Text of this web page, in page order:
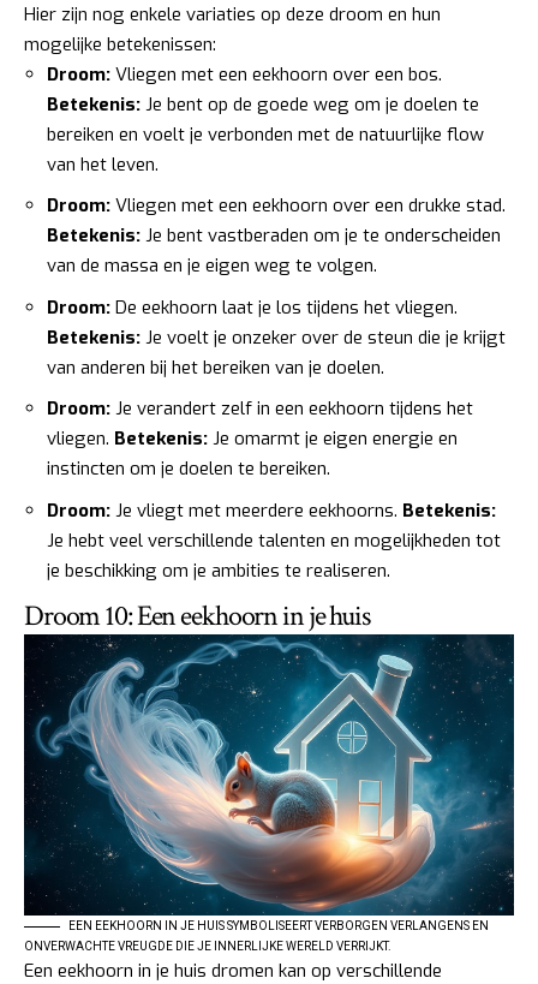
Hier zijn nog enkele variaties op deze droom en hun
mogelijke betekenissen:
Droom: Vliegen met een eekhoorn over een bos.
Betekenis: Je bent op de goede weg om je doelen te
bereiken en voelt je verbonden met de natuurlijke flow
van het leven.
Droom: Vliegen met een eekhoorn over een drukke stad.
Betekenis: Je bent vastberaden om je te onderscheiden
van de massa en je eigen weg te volgen.
Droom: De eekhoorn laat je los tijdens het vliegen.
Betekenis: Je voelt je onzeker over de steun die je krijgt
van anderen bij het bereiken van je doelen.
Droom: Je verandert zelf in een eekhoorn tijdens het
vliegen. Betekenis: Je omarmt je eigen energie en
instincten om je doelen te bereiken.
Droom: Je vliegt met meerdere eekhoorns. Betekenis:
Je hebt veel verschillende talenten en mogelijkheden tot
je beschikking om je ambities te realiseren.
Droom 10: Een eekhoorn in je huis
EEN EEKHOORN IN JE HUIS SYMBOLISEERT VERBORGEN VERLANGENS EN
ONVERWACHTE VREUGDE DIE JE INNERLIJKE WERELD VERRIJKT.
Een eekhoorn in je huis dromen kan op verschillende